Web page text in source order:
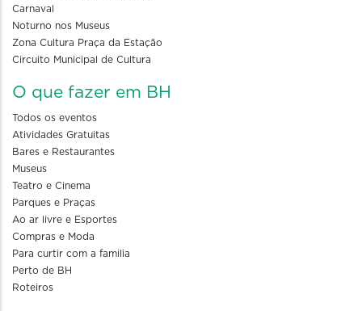
Carnaval
Noturno nos Museus
Zona Cultura Praça da Estação
Circuito Municipal de Cultura
O que fazer em BH
Todos os eventos
Atividades Gratuitas
Bares e Restaurantes
Museus
Teatro e Cinema
Parques e Praças
Ao ar livre e Esportes
Compras e Moda
Para curtir com a familia
Perto de BH
Roteiros